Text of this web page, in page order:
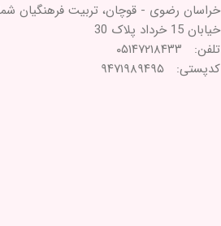
خراسان رضوی - قوچان، تربیت فرهنگیان
خیابان 15 خرداد پلاک 30
تلفن: ۰۵۱۴۷۲۱۸۴۳۳
کدپستی: ۹۴۷۱۹۸۹۴۹۵